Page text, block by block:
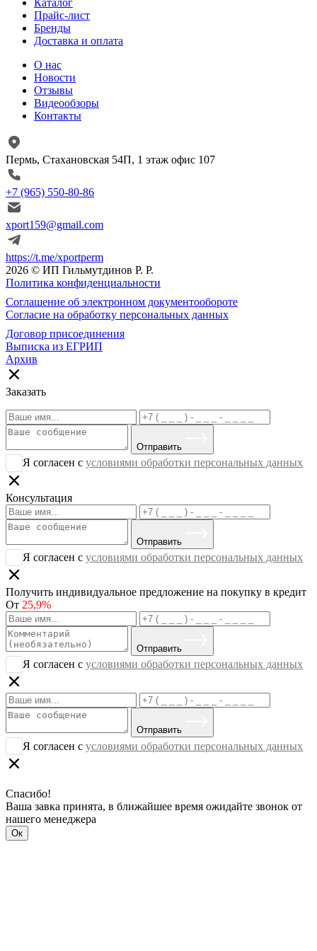
Каталог
Прайс-лист
Бренды
Доставка и оплата
О нас
Новости
Отзывы
Видеообзоры
Контакты
Пермь, Стахановская 54П, 1 этаж офис 107
+7 (965) 550-80-86
xport159@gmail.com
https://t.me/xportperm
2026 © ИП Гильмутдинов Р. Р.
Политика конфиденциальности
Соглашение об электронном документообороте
Согласие на обработку персональных данных
Договор присоединения
Выписка из ЕГРИП
Архив
Заказать
Отправить
Я согласен сусловиями обработки персональных данных
Консультация
Отправить
Я согласен сусловиями обработки персональных данных
Получить индивидуальное предложение на покупку в кредит
От 25,9%
Отправить
Я согласен сусловиями обработки персональных данных
Отправить
Я согласен сусловиями обработки персональных данных
Спасибо!
Ваша завка принята, в ближайшее время ожидайте звонок от
нашего менеджера
Ок